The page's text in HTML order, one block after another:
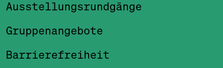
Ausstellungsrundgänge
Gruppenangebote
Barrierefreiheit